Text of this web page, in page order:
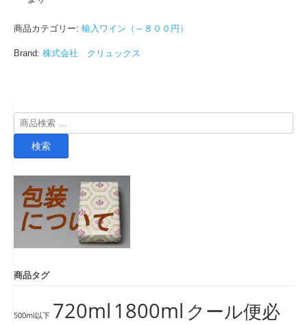
商品カテゴリー: 輸入ワイン（～８００円）
Brand: 株式会社 クリュックス
検
索
検索
商品タグ
500ml以下 720ml 1800ml クール便必